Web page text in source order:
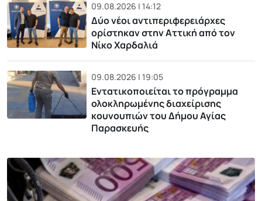
09.08.2026 | 14:12
Δύο νέοι αντιπεριφερειάρχες
ορίστηκαν στην Αττική από τον
Νίκο Χαρδαλιά
09.08.2026 | 19:05
Εντατικοποιείται το πρόγραμμα
ολοκληρωμένης διαχείρισης
κουνουπιών του Δήμου Αγίας
Παρασκευής